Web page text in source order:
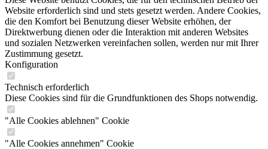
Website erforderlich sind und stets gesetzt werden. Andere Cookies,
die den Komfort bei Benutzung dieser Website erhöhen, der
Direktwerbung dienen oder die Interaktion mit anderen Websites
und sozialen Netzwerken vereinfachen sollen, werden nur mit Ihrer
Zustimmung gesetzt.
Konfiguration
Technisch erforderlich
Diese Cookies sind für die Grundfunktionen des Shops notwendig.
"Alle Cookies ablehnen" Cookie
"Alle Cookies annehmen" Cookie